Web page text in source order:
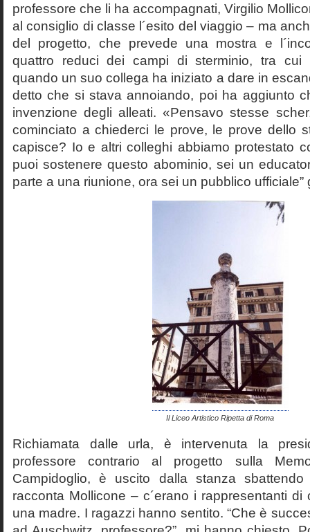
professore che li ha accompagnati, Virgilio
al consiglio di classe l´esito del viaggio – ma
del progetto, che prevede una mostra e
quattro reduci dei campi di sterminio, tra cui
quando un suo collega ha iniziato a dare in
detto che si stava annoiando, poi ha aggiunto
invenzione degli alleati. «Pensavo stesse
cominciato a chiederci le prove, le prove dello
capisce? Io e altri colleghi abbiamo protestato
puoi sostenere questo abominio, sei un
parte a una riunione, ora sei un pubblico ufficiale”
Il Liceo Artistico Ripetta di Roma
Richiamata dalle urla, è intervenuta la
professore contrario al progetto sulla
Campidoglio, è uscito dalla stanza
racconta Mollicone – c´erano i rappresentanti
una madre. I ragazzi hanno sentito. “Che è